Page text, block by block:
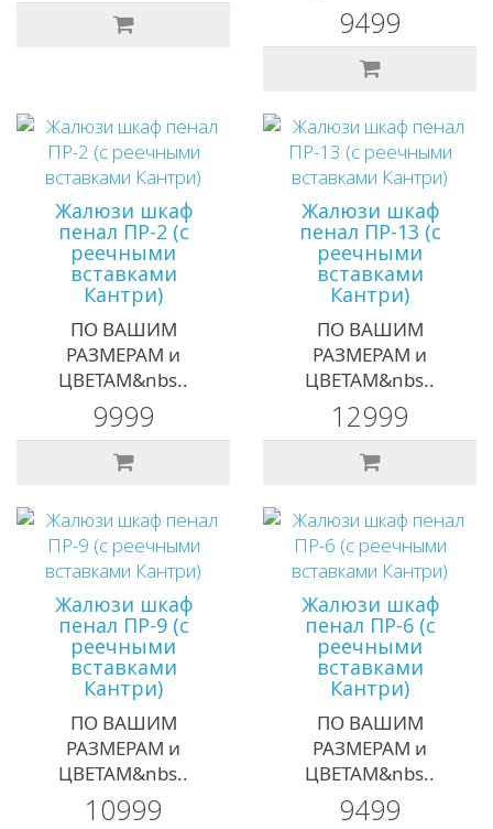
9499
Жалюзи шкаф
пенал ПР-2 (с
реечными
вставками
Кантри)
ПО ВАШИМ
РАЗМЕРАМ и
ЦВЕТАМ&nbs..
9999
Жалюзи шкаф
пенал ПР-13 (с
реечными
вставками
Кантри)
ПО ВАШИМ
РАЗМЕРАМ и
ЦВЕТАМ&nbs..
12999
Жалюзи шкаф
пенал ПР-9 (с
реечными
вставками
Кантри)
ПО ВАШИМ
РАЗМЕРАМ и
ЦВЕТАМ&nbs..
10999
Жалюзи шкаф
пенал ПР-6 (с
реечными
вставками
Кантри)
ПО ВАШИМ
РАЗМЕРАМ и
ЦВЕТАМ&nbs..
9499